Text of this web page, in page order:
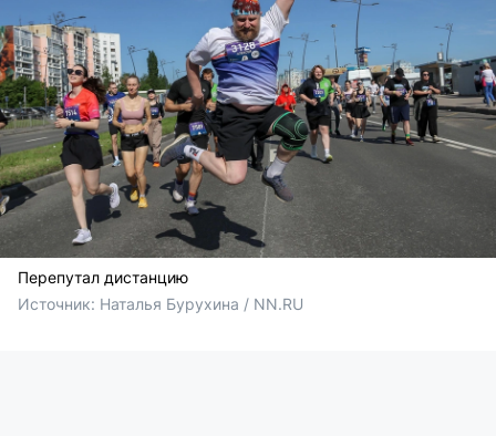
Перепутал дистанцию
Источник: Наталья Бурухина / NN.RU